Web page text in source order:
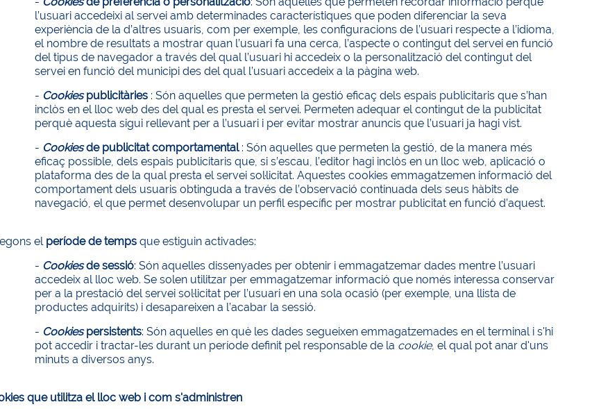
l’usuari accedeixi al servei amb determinades característiques que poden diferenciar la seva
experiència de la d’altres usuaris, com per exemple, les configuracions de l’usuari respecte a l’idioma,
el nombre de resultats a mostrar quan l’usuari fa una cerca, l’aspecte o contingut del servei en funció
del tipus de navegador a través del qual l’usuari hi accedeix o la personalització del contingut del
servei en funció del municipi des del qual l’usuari accedeix a la pàgina web.
- Cookiespublicitàries : Són aquelles que permeten la gestió eficaç dels espais publicitaris que s’han
inclòs en el lloc web des del qual es presta el servei. Permeten adequar el contingut de la publicitat
perquè aquesta sigui rellevant per a l’usuari i per evitar mostrar anuncis que l’usuari ja hagi vist.
- Cookiesde publicitat comportamental : Són aquelles que permeten la gestió, de la manera més
eficaç possible, dels espais publicitaris que, si s’escau, l’editor hagi inclòs en un lloc web, aplicació o
plataforma des de la qual presta el servei sol·licitat. Aquestes cookies emmagatzemen informació del
comportament dels usuaris obtinguda a través de l’observació continuada dels seus hàbits de
navegació, el que permet desenvolupar un perfil específic per mostrar publicitat en funció d’aquest.
el període de tempsque estiguin activades:
- Cookiesde sessió: Són aquelles dissenyades per obtenir i emmagatzemar dades mentre l’usuari
accedeix al lloc web. Se solen utilitzar per emmagatzemar informació que només interessa conservar
per a la prestació del servei sol·licitat per l’usuari en una sola ocasió (per exemple, una llista de
productes adquirits) i desapareixen a l’acabar la sessió.
- Cookiespersistents: Són aquelles en què les dades segueixen emmagatzemades en el terminal i s'hi
pot accedir i tractar-les durant un període definit pel responsable de la cookie, el qual pot anar d'uns
minuts a diversos anys.
que utilitza el lloc web i com s'administren